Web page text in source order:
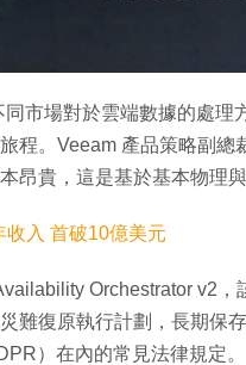
同市場對於雲端數據的處
程。Veeam 產品策略副
昂貴，這是基於基本物理
收入 首破10億美元
Orchestrator v2
難復原執行計劃，長期保
）在內的常見法律規定。